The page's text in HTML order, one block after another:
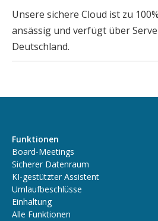
Unsere sichere Cloud ist zu
ansässig und verfügt über
Deutschland.
Funktionen
Board-Meetings
Sicherer Datenraum
KI-gestützter Assistent
Umlaufbeschlüsse
Einhaltung
Alle Funktionen